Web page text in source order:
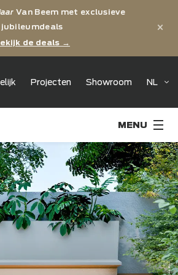
Van Beem met exclusieve
jubileumdeals
de deals →
×
Projecten Showroom NL